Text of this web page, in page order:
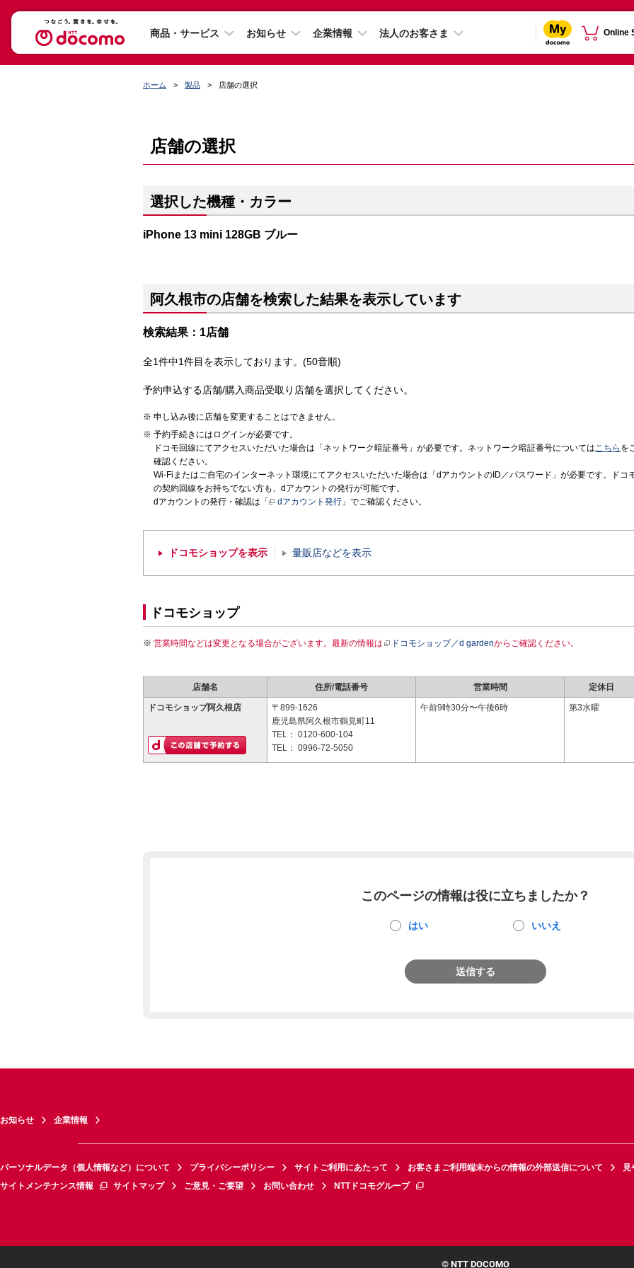
商品・サービス お知らせ 企業情報 法人のお客さま Online
ホーム 製品 店舗の選択
店舗の選択
選択した機種・カラー
iPhone 13 mini 128GB ブルー
阿久根市の店舗を検索した結果を表示しています
検索結果：1店舗
全1件中1件目を表示しております。(50音順)
予約申込する店舗/購入商品受取り店舗を選択してください。
申し込み後に店舗を変更することはできません。
予約手続きにはログインが必要です。
ドコモ回線にてアクセスいただいた場合は「ネットワーク暗証番号」が必要です。ネットワーク暗証番号についてはこちら を
確認ください。
Wi-Fiまたはご自宅のインターネット環境にてアクセスいただいた場合は「dアカウントのID／パスワード」が必要です。ドコ
の契約回線をお持ちでない方も、dアカウントの発行が可能です。
dアカウントの発行・確認は「
dアカウント発行 」でご確認ください。
ドコモショップを表示 量販店などを表示
ドコモショップ
営業時間などは変更となる場合がございます。最新の情報は ドコモショップ／d gardenからご確認ください。
店舗名 住所/電話番号 営業時間 定休日
ドコモショップ阿久根店
〒899-1626
鹿児島県阿久根市鶴見町11
TEL： 0120-600-104
TEL： 0996-72-5050
午前9時30分〜午後6時 第3水曜
このページの情報は役に立ちましたか？
はい いいえ
送信する
お知らせ 企業情報
パーソナルデータ（個人情報など）について プライバシーポリシー サイトご利用にあたって お客さまご利用端末からの情報の外部送信について
見
サイトメンテナンス情報
サイトマップ ご意見・ご要望 お問い合わせ NTTドコモグループ
© NTT DOCOMO